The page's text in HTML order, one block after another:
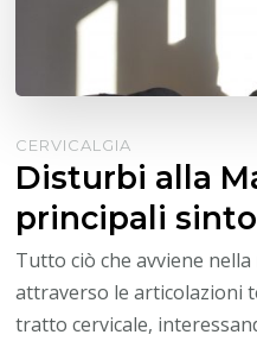
CERVICALGIA
Disturbi alla
principali
Tutto ciò che avviene
attraverso le articolazioni
tratto cervicale,